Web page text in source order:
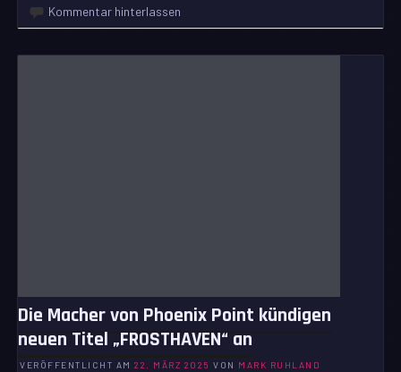
Kommentar hinterlassen
Die Macher von Phoenix Point kündigen
neuen Titel „FROSTHAVEN“ an
VERÖFFENTLICHT AM22. MÄRZ 2025 VON MARK RUHLAND